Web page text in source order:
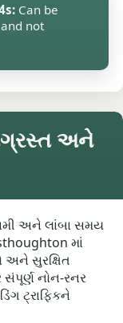
Can be
not
અને
અને લાંબા સમય
માં
અને સુરક્ષિત
સંપૂર્ણ નોન-રનર
ટ્રાફિકને